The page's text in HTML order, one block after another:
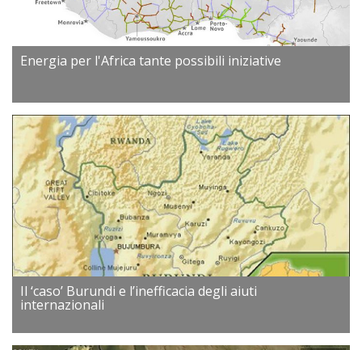
Energia per l'Africa tante possibili iniziative
Il ‘caso’ Burundi e l’inefficacia degli aiuti
internazionali